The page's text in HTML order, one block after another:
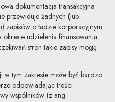
dokumentacja transakcyjna
przewiduje żadnych (lub
zapisów o ładzie korporacyjnym
udzielenia finansowania.
stron takie zapisy mogą
w tym zakresie może być bardzo
odpowiadając treści
wspólników (z ang.